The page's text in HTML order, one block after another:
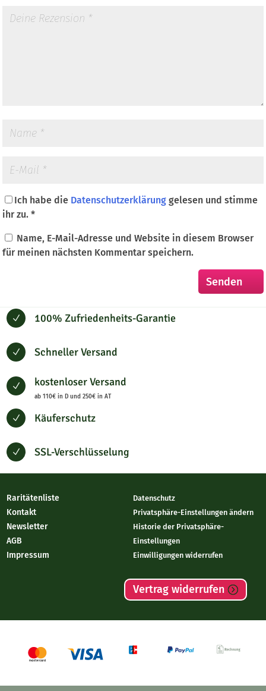
Ich habe die Datenschutzerklärung gelesen und stimme
ihr zu. *
Name, E-Mail-Adresse und Website in diesem Browser
für meinen nächsten Kommentar speichern.
N 100% Zufriedenheits-Garantie
N Schneller Versand
N kostenloser Versand
ab 110€ in D und 250€ in AT
N Käuferschutz
N SSL-Verschlüsselung
Raritätenliste
Kontakt
Newsletter
AGB
Impressum
Datenschutz
Privatsphäre-Einstellungen ändern
Historie der Privatsphäre-
Einstellungen
Einwilligungen widerrufen
Vertrag widerrufen